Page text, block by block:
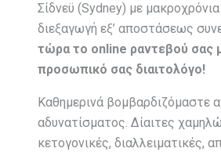
Σίδνεϋ (Sydney) με
διεξαγωγή εξ’ αποστάσεως
τώρα το online ραντεβού σας
προσωπικό σας διαιτολόγο!
Καθημερινά βομβαρδιζόμαστε
αδυνατίσματος. Δίαιτες
κετογονικές, διαλλειματικές,